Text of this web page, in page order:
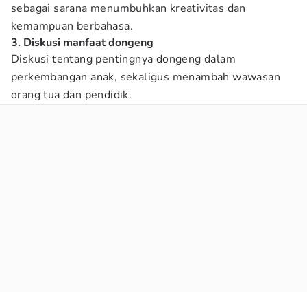
sebagai sarana menumbuhkan kreativitas dan
kemampuan berbahasa.
3. Diskusi manfaat dongeng
Diskusi tentang pentingnya dongeng dalam
perkembangan anak, sekaligus menambah wawasan
orang tua dan pendidik.